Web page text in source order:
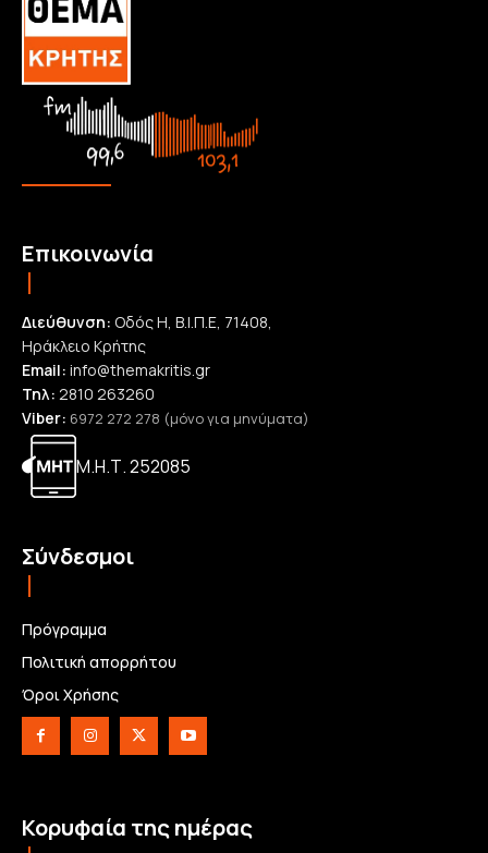
Επικοινωνία
Διεύθυνση: Οδός Η, Β.Ι.Π.Ε, 71408,
Ηράκλειο Κρήτης
Email: info@themakritis.gr
Τηλ: 2810 263260
Viber: 6972 272 278 (μόνο για μηνύματα)
Μ.Η.Τ. 252085
Σύνδεσμοι
Πρόγραμμα
Πολιτική απορρήτου
Όροι Χρήσης
Κορυφαία της ημέρας